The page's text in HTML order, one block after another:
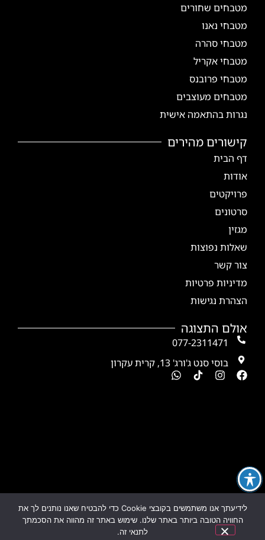
מטבחים שחורים
מטבחי נאנו
מטבחי סהרה
מטבחי אקריל
מטבחי פרובנס
מטבחים מעוצבים
נגרות בהתאמה אישית
קישורים מהירים
דף הבית
אודות
פרויקטים
סרטונים
מגזין
שאלות נפוצות
צור קשר
מדיניות פרטיות
הצהרת נגישות
אולם התצוגה
077-2311471
בוסי סנט ג'ורג' 13, קרית עקרון
לידיעתך אנו משתמשים בקובצי Cookie כדי להבטיח שאנו נותנים לך את
החוויה הטובה ביותר באתר שלנו. שימוש באתר זה מהווה את הסכמתך
לתנאי זה.